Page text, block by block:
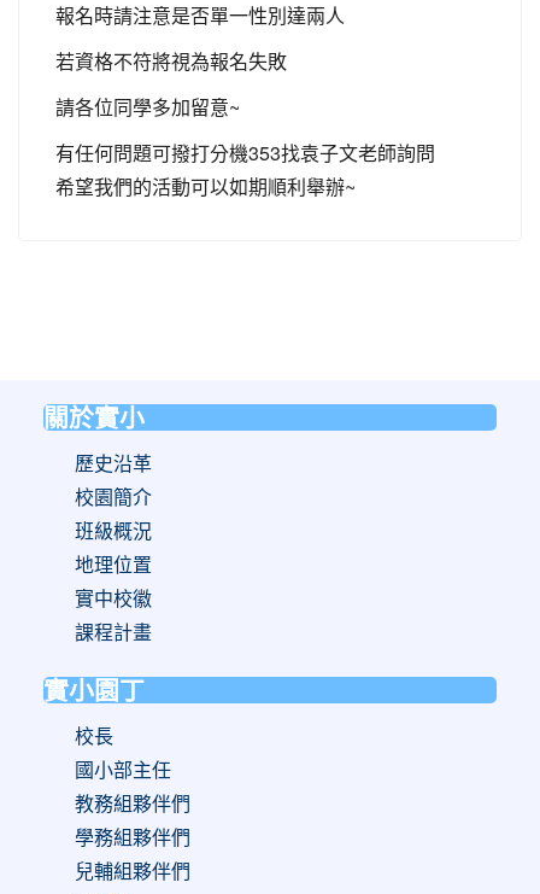
報名時請注意是否單一性別達兩人
若資格不符將視為報名失敗
請各位同學多加留意~
有任何問題可撥打分機353找袁子文老師詢問
希望我們的活動可以如期順利舉辦~
關於實小
歷史沿革
校園簡介
班級概況
地理位置
實中校徽
課程計畫
實小園丁
校長
國小部主任
教務組夥伴們
學務組夥伴們
兒輔組夥伴們